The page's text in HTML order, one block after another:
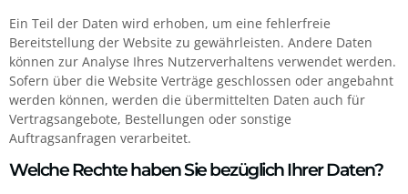
Ein Teil der Daten wird erhoben, um eine fehlerfreie
Bereitstellung der Website zu gewährleisten. Andere Daten
können zur Analyse Ihres Nutzerverhaltens verwendet werden.
Sofern über die Website Verträge geschlossen oder angebahnt
werden können, werden die übermittelten Daten auch für
Vertragsangebote, Bestellungen oder sonstige
Auftragsanfragen verarbeitet.
Welche Rechte haben Sie bezüglich Ihrer Daten?